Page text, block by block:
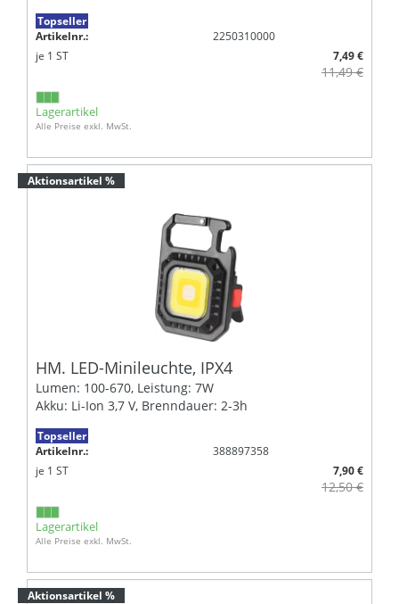
Topseller
Artikelnr.:
2250310000
je 1 ST 7,49 €
11,49 €
Lagerartikel
Alle Preise exkl. MwSt.
Aktionsartikel %
HM. LED-Minileuchte, IPX4
Lumen: 100-670, Leistung: 7W
Akku: Li-Ion 3,7 V, Brenndauer: 2-3h
Topseller
Artikelnr.:
388897358
je 1 ST 7,90 €
12,50 €
Lagerartikel
Alle Preise exkl. MwSt.
Aktionsartikel %